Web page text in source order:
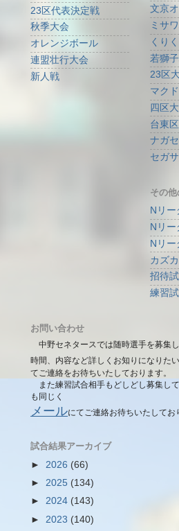
23区代表決定戦
秋季大会
オレンジボール
連盟壮行大会
新人戦
文京
ミサ
くり
若獅
23区
マク
四区
台東
ナガ
セガ
その
Nリ
Nリ
Nリ
カズ
招待
練習
お問い合わせ
中野セネタースでは随時選手を募集
時間、内容など詳しくお知りになりた
てご連絡をお待ちいたしております。
また練習試合相手もどしどし募集し
も同じく
メールにてご連絡お待ちいたしてお
試合結果アーカイブ
► 2026 (66)
► 2025 (134)
► 2024 (143)
► 2023 (140)